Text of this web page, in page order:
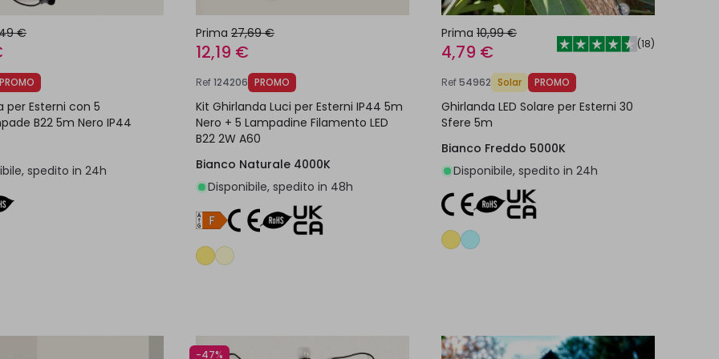
€
PROMO
per Esterni con 5
B22 5m Nero IP44
spedito in 24h
Prima 27,69 €
12,19 €
Ref124206 PROMO
Kit Ghirlanda Luci per Esterni IP44 5m
Nero + 5 Lampadine Filamento LED
B22 2W A60
Bianco Naturale 4000K
Disponibile, spedito in 48h
Prima 10,99 €
4,79 € (18)
Ref54962 Solar PROMO
Ghirlanda LED Solare per Esterni 30
Sfere 5m
Bianco Freddo 5000K
Disponibile, spedito in 24h
-47%